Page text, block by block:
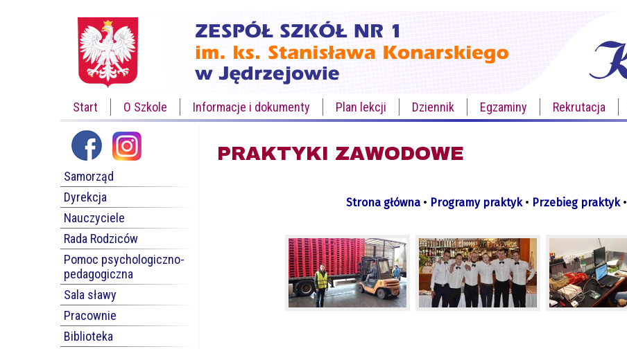
Start O Szkole Informacje i dokumenty Plan lekcji Dziennik Egzaminy Rekrutacja
Samorząd
Dyrekcja
Nauczyciele
Rada Rodziców
Pomoc psychologiczno-
pedagogiczna
Sala sławy
Pracownie
Biblioteka
PRAKTYKI ZAWODOWE
Strona główna• Programy praktyk• Przebieg praktyk•